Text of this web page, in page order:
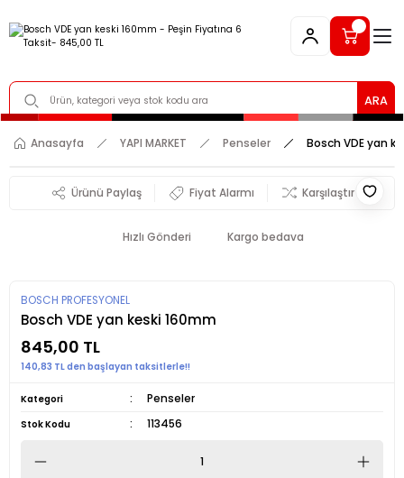
ARA
Anasayfa YAPI MARKET Penseler Bosch VDE yan
Ürünü Paylaş Fiyat Alarmı Karşılaştır
Hızlı Gönderi Kargo bedava
BOSCH PROFESYONEL
Bosch VDE yan keski 160mm
845,00 TL
140,83 TL den başlayan taksitlerle!!
Kategori Penseler
Stok Kodu 113456